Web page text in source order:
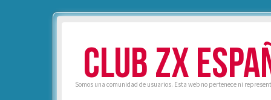
CLUB ZX
Somos una comunidad de usuarios. Esta web no pertenece ni